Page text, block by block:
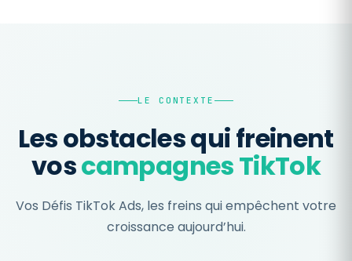
LE CONTEXTE
Les obstacles qui freinent
voscampagnes TikTok
Vos Défis TikTok Ads, les freins qui empêchent votre
croissance aujourd’hui.